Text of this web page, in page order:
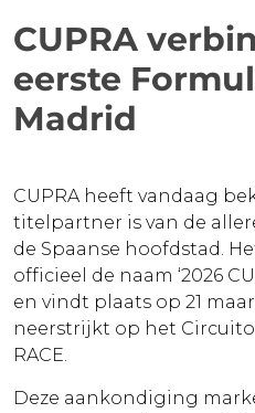
CUPRA
eerste
Madrid
CUPRA heeft vandaag
titelpartner is van de
de Spaanse hoofdstad.
officieel de naam ‘2026
en vindt plaats op 21
neerstrijkt op het
RACE.
Deze aankondiging